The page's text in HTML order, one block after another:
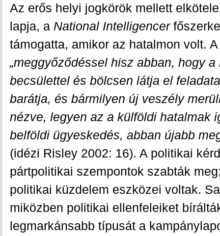
Az erős helyi jogkörök mellett
lapja, a National Intelligencer
támogatta, amikor az hatalmon volt.
„meggyőződéssel hisz abban, hogy
becsülettel és bölcsen látja el
barátja, és bármilyen új veszély
nézve, legyen az a külföldi hatalmak
belföldi ügyeskedés, abban újabb
(idézi Risley 2002: 16). A politikai
pártpolitikai szempontok szabták
politikai küzdelem eszközei voltak.
miközben politikai ellenfeleiket
legmarkánsabb típusát a